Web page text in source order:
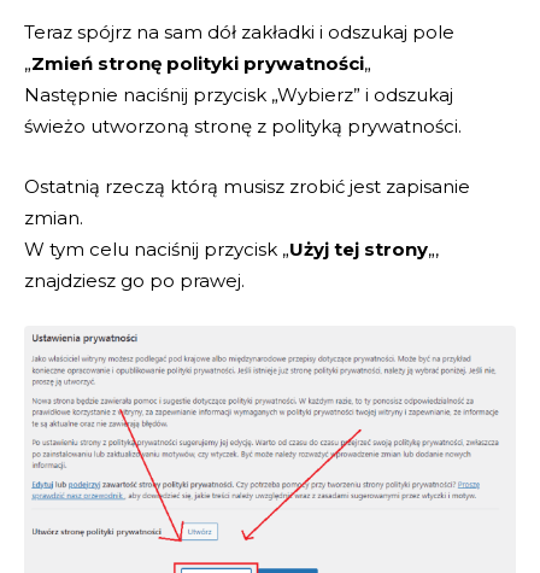
Teraz spójrz na sam dół zakładki i odszukaj pole
„Zmień stronę polityki prywatności„
Następnie naciśnij przycisk „Wybierz” i odszukaj
świeżo utworzoną stronę z polityką prywatności.
Ostatnią rzeczą którą musisz zrobić jest zapisanie
zmian.
W tym celu naciśnij przycisk „Użyj tej strony„,
znajdziesz go po prawej.